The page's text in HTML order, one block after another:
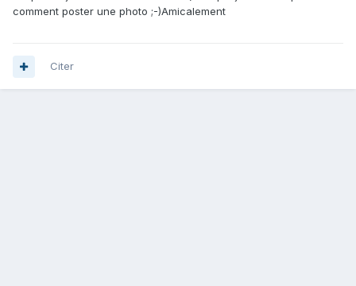
comment poster une photo ;-)Amicalement
Citer